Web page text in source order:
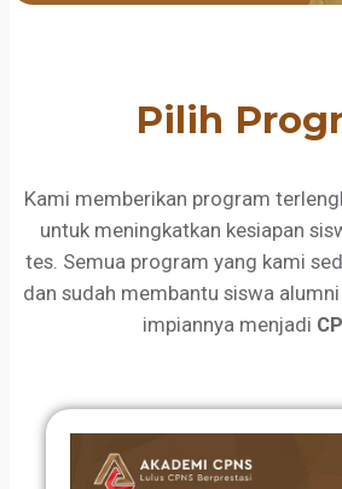
Pilih
Kami memberikan program
untuk meningkatkan kesiapan
tes. Semua program yang kami
dan sudah membantu siswa
impiannya menjadi